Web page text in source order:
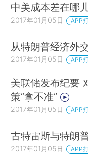
中美成本差在哪
2017年01月05日 APP
从特朗普经济外
2017年01月05日 APP
美联储发布纪要
策“拿不准”
2017年01月05日 APP
古特雷斯与特朗
2017年01月05日 APP